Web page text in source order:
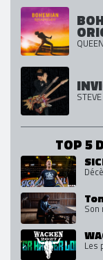
QUEEN
TOP 5
Son
Les